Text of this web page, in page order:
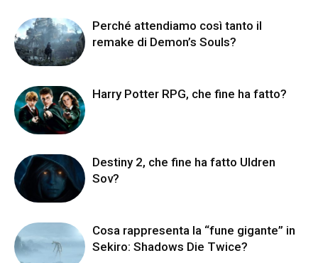
Perché attendiamo così tanto il
remake di Demon’s Souls?
Harry Potter RPG, che fine ha fatto?
Destiny 2, che fine ha fatto Uldren
Sov?
Cosa rappresenta la “fune gigante” in
Sekiro: Shadows Die Twice?